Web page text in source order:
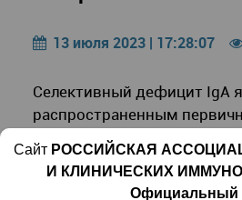
13 июля 2023 | 17:28:07
Селективный дефицит IgA
распространенным
иммунодефицитом.
проявления селективного
вариабельны: у некоторых
Сайт РОССИЙСКАЯ
И КЛИНИЧЕСКИХ
Официальный